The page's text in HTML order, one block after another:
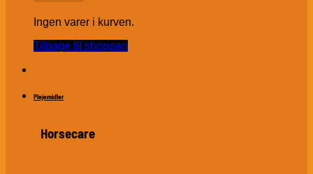
Ingen varer i kurven.
Tilbage til shoppen
Plejemidler
Horsecare